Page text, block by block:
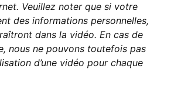
Veuillez noter que si votre
des informations personnelles,
dans la vidéo. En cas de
nous ne pouvons toutefois pas
d’une vidéo pour chaque